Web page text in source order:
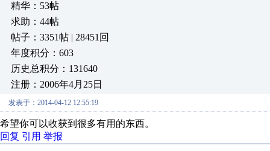
精华：53帖
求助：44帖
帖子：3351帖 | 28451回
年度积分：603
历史总积分：131640
注册：2006年4月25日
发表于：2014-04-12 12:55:19
希望你可以收获到很多有用的东西。
回复 引用 举报